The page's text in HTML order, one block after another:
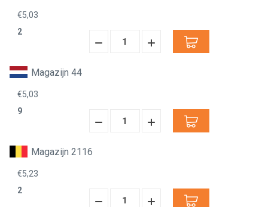
€5,03
2
Hoeveelheid
Hoeveelheid
Magazijn 44
€5,03
9
Hoeveelheid
Hoeveelheid
Magazijn 2116
€5,23
2
Hoeveelheid
Hoeveelheid